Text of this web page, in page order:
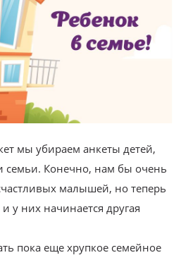
мы убираем анкеты детей,
семьи. Конечно, нам бы очень
малышей, но теперь
у них начинается другая
пока еще хрупкое семейное